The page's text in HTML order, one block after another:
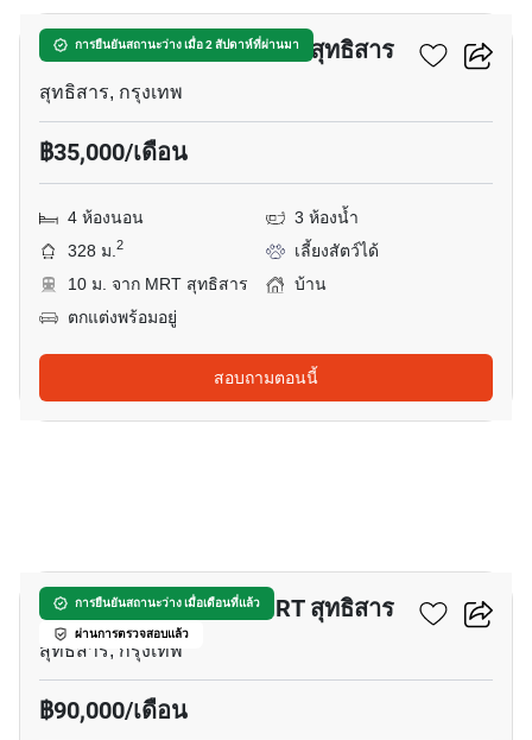
การยืนยันสถานะว่าง เมื่อ 2 สัปดาห์ที่ผ่านมา
บ้าน 4-ห้องนอน ใกล้ MRT สุทธิสาร
สุทธิสาร, กรุงเทพ
฿35,000/เดือน
4 ห้องนอน
3 ห้องน้ำ
328 ม.2
เลี้ยงสัตว์ได้
10 ม. จาก MRT สุทธิสาร
บ้าน
ตกแต่งพร้อมอยู่
สอบถามตอนนี้
การยืนยันสถานะว่าง เมื่อเดือนที่แล้ว
ผ่านการตรวจสอบแล้ว
บ้าน 4-ห้องนอน ใกล้ MRT สุทธิสาร
สุทธิสาร, กรุงเทพ
฿90,000/เดือน